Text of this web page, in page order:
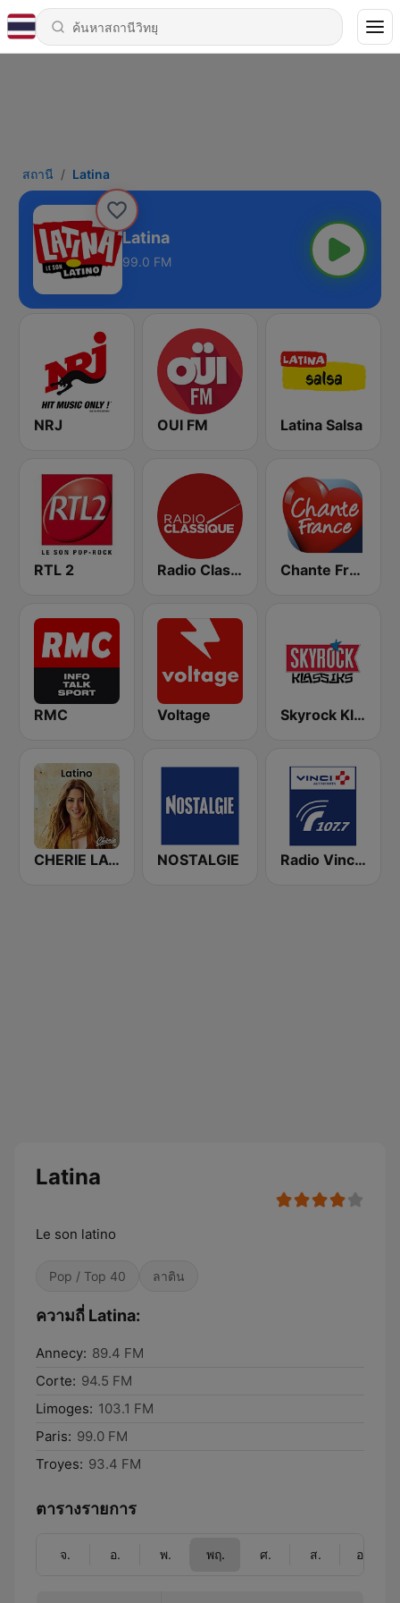
สถานี Latina
Latina
99.0 FM
NRJ OUI FM Latina Salsa
RTL 2 Radio Classique Chante France
RMC Voltage Skyrock Klassiks
CHERIE LATINO NOSTALGIE Radio Vinci Autoroutes Sud 107.7
Latina
Le son latino
Pop / Top 40 ลาติน
ความถี่ Latina:
Annecy: 89.4 FM
Corte: 94.5 FM
Limoges: 103.1 FM
Paris: 99.0 FM
Troyes: 93.4 FM
ตารางรายการ
จ. อ. พ. พฤ. ศ. ส. อา.